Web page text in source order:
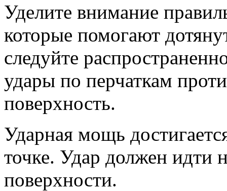
Уделите внимание
которые помогают
следуйте
удары по перчаткам
поверхность.
Ударная мощь
точке. Удар должен идти
поверхности.